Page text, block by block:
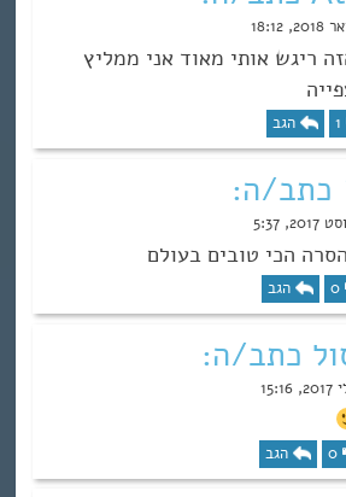
ריגש אותי מאוד אני ממליץ
1 הגב
ה:
הכי טובים בעולם
0 הגב
כתב/ה:
0 הגב